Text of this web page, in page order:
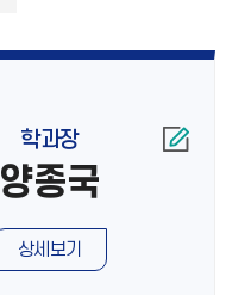
학과장
양종국
상세보기